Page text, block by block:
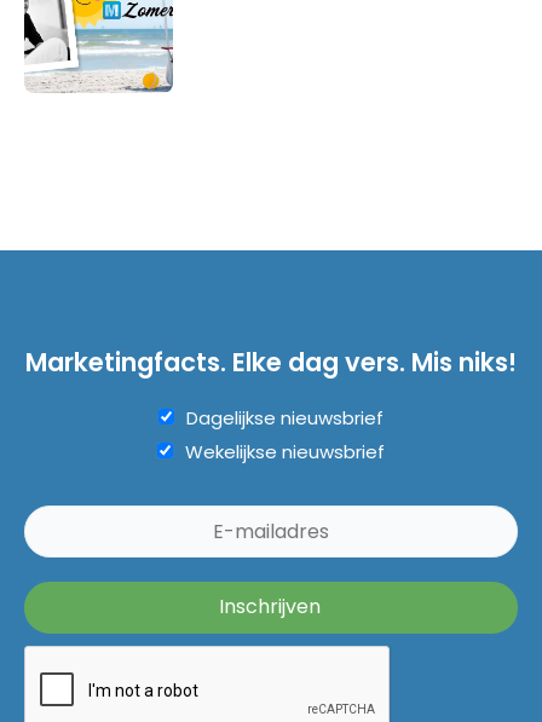
Marketingfacts. Elke dag vers. Mis niks!
Dagelijkse nieuwsbrief
Wekelijkse nieuwsbrief